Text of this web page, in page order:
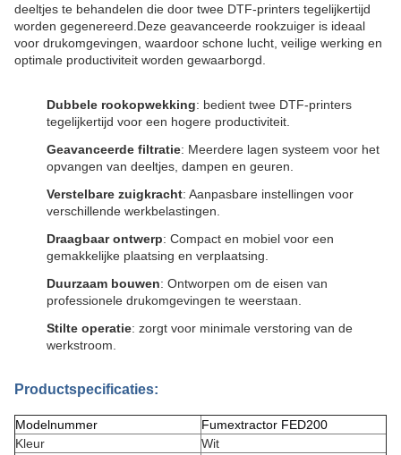
deeltjes te behandelen die door twee DTF-printers tegelijkertijd
worden gegenereerd.Deze geavanceerde rookzuiger is ideaal
voor drukomgevingen, waardoor schone lucht, veilige werking en
optimale productiviteit worden gewaarborgd.
Dubbele rookopwekking: bedient twee DTF-printers
tegelijkertijd voor een hogere productiviteit.
Geavanceerde filtratie: Meerdere lagen systeem voor het
opvangen van deeltjes, dampen en geuren.
Verstelbare zuigkracht: Aanpasbare instellingen voor
verschillende werkbelastingen.
Draagbaar ontwerp: Compact en mobiel voor een
gemakkelijke plaatsing en verplaatsing.
Duurzaam bouwen: Ontworpen om de eisen van
professionele drukomgevingen te weerstaan.
Stilte operatie: zorgt voor minimale verstoring van de
werkstroom.
Productspecificaties:
Modelnummer
Fumextractor FED200
Kleur
Wit